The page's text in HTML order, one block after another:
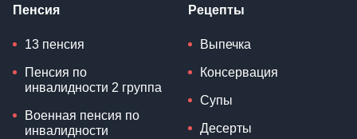
Пенсия
13 пенсия
Пенсия по
инвалидности 2 группа
Военная пенсия по
инвалидности
Рецепты
Выпечка
Консервация
Супы
Десерты